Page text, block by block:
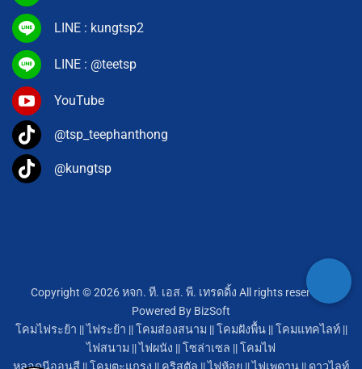
LINE : kungtsp2
LINE : @teetsp
YouTube
@tsp_teephanthong
@kungtsp
Copyright © 2026 หจก. ที. เอส. พี. เทรดดิ้ง All rights reserved.
Powered By BizSoft
โคมไฟระย้า ||ไฟระย้า ||โคมส่องสนาม ||โคมฝังพื้น||โคมแทคไลท์||
ไฟสนาม ||ไฟผนัง ||โซล่าเซล ||โคมไฟ